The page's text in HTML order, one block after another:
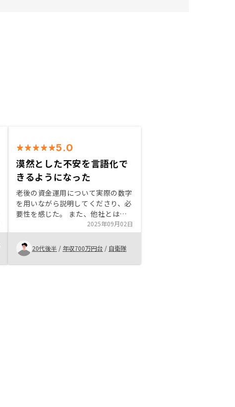
5.0
漠然とした不安を言語化で
きるようになった
老後の資金運用について実際の数字
を用いながら説明してくださり、必
要性を感じた。 また、他社とは違
い管理を一任できるので深く考える
ことがなかった。説明がわかりやす
く、不動産投資をするメリット、そ
れに伴うリスクもきちんと説明がさ
れていた。
2025年09月02日
20代後半 / 年収700万円台 / 自衛隊